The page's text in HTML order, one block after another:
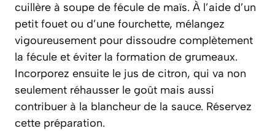
cuillère à soupe de fécule de maïs. À l’aide d’un
petit fouet ou d’une fourchette, mélangez
vigoureusement pour dissoudre complètement
la fécule et éviter la formation de grumeaux.
Incorporez ensuite le jus de citron, qui va non
seulement réhausser le goût mais aussi
contribuer à la blancheur de la sauce. Réservez
cette préparation.